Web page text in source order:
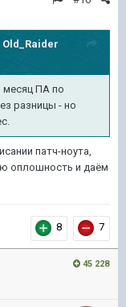
Old_Raider
месяц ПА по
разницы - но
патч-ноута,
оплошность и даём
8 7
45 228